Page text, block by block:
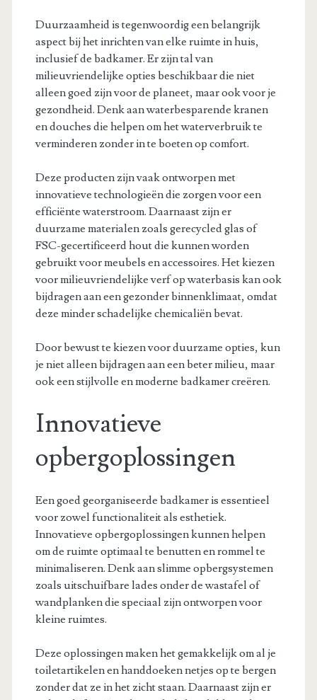
Duurzaamheid is tegenwoordig een belangrijk
aspect bij het inrichten van elke ruimte in huis,
inclusief de badkamer. Er zijn tal van
milieuvriendelijke opties beschikbaar die niet
alleen goed zijn voor de planeet, maar ook voor je
gezondheid. Denk aan waterbesparende kranen
en douches die helpen om het waterverbruik te
verminderen zonder in te boeten op comfort.
Deze producten zijn vaak ontworpen met
innovatieve technologieën die zorgen voor een
efficiënte waterstroom. Daarnaast zijn er
duurzame materialen zoals gerecycled glas of
FSC-gecertificeerd hout die kunnen worden
gebruikt voor meubels en accessoires. Het kiezen
voor milieuvriendelijke verf op waterbasis kan ook
bijdragen aan een gezonder binnenklimaat, omdat
deze minder schadelijke chemicaliën bevat.
Door bewust te kiezen voor duurzame opties, kun
je niet alleen bijdragen aan een beter milieu, maar
ook een stijlvolle en moderne badkamer creëren.
Innovatieve
opbergoplossingen
Een goed georganiseerde badkamer is essentieel
voor zowel functionaliteit als esthetiek.
Innovatieve opbergoplossingen kunnen helpen
om de ruimte optimaal te benutten en rommel te
minimaliseren. Denk aan slimme opbergsystemen
zoals uitschuifbare lades onder de wastafel of
wandplanken die speciaal zijn ontworpen voor
kleine ruimtes.
Deze oplossingen maken het gemakkelijk om al je
toiletartikelen en handdoeken netjes op te bergen
zonder dat ze in het zicht staan. Daarnaast zijn er